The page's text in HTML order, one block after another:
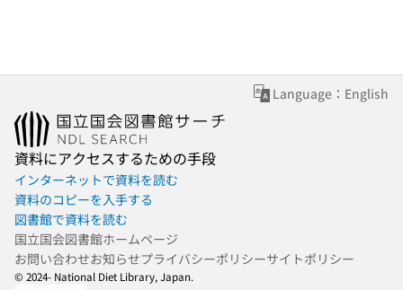
Language：English
資料にアクセスするための手段
インターネットで資料を読む
資料のコピーを入手する
図書館で資料を読む
国立国会図書館ホームページ
お問い合わせお知らせプライバシーポリシーサイトポリシー
© 2024- National Diet Library, Japan.